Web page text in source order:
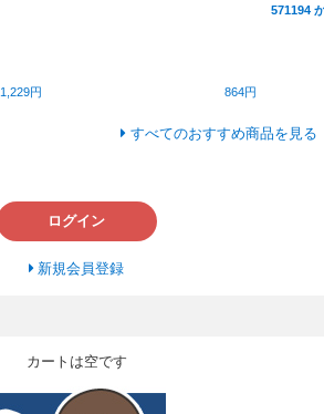
1,229円 864円
571194
すべてのおすすめ商品を見る
ログイン
新規会員登録
カートは空です